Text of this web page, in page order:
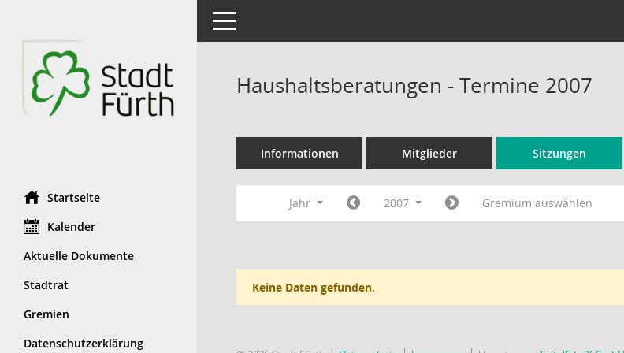
Startseite
Kalender
Aktuelle Dokumente
Stadtrat
Gremien
Datenschutzerklärung
Toggle navigation
Haushaltsberatungen - Termine 2007
Informationen Mitglieder Sitzungen
Jahr 2007 Gremium auswählen
Keine Daten gefunden.